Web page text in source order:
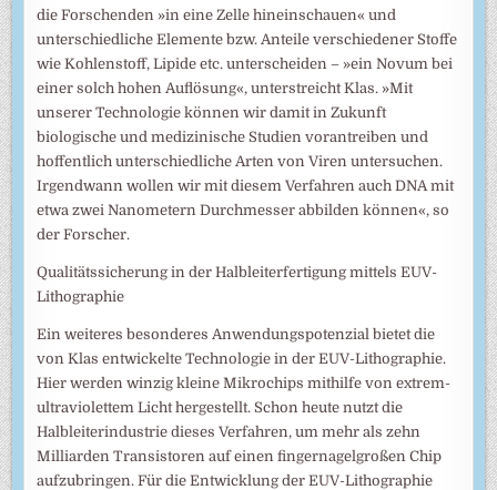
die Forschenden »in eine Zelle hineinschauen« und
unterschiedliche Elemente bzw. Anteile verschiedener Stoffe
wie Kohlenstoff, Lipide etc. unterscheiden – »ein Novum bei
einer solch hohen Auflösung«, unterstreicht Klas. »Mit
unserer Technologie können wir damit in Zukunft
biologische und medizinische Studien vorantreiben und
hoffentlich unterschiedliche Arten von Viren untersuchen.
Irgendwann wollen wir mit diesem Verfahren auch DNA mit
etwa zwei Nanometern Durchmesser abbilden können«, so
der Forscher.
Qualitätssicherung in der Halbleiterfertigung mittels EUV-
Lithographie
Ein weiteres besonderes Anwendungspotenzial bietet die
von Klas entwickelte Technologie in der EUV-Lithographie.
Hier werden winzig kleine Mikrochips mithilfe von extrem-
ultraviolettem Licht hergestellt. Schon heute nutzt die
Halbleiterindustrie dieses Verfahren, um mehr als zehn
Milliarden Transistoren auf einen fingernagelgroßen Chip
aufzubringen. Für die Entwicklung der EUV-Lithographie